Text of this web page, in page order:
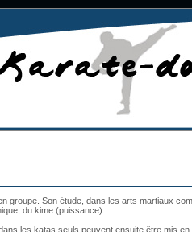
groupe. Son étude, dans les arts martiaux
du kime (puissance)…
les katas seuls peuvent ensuite être mis